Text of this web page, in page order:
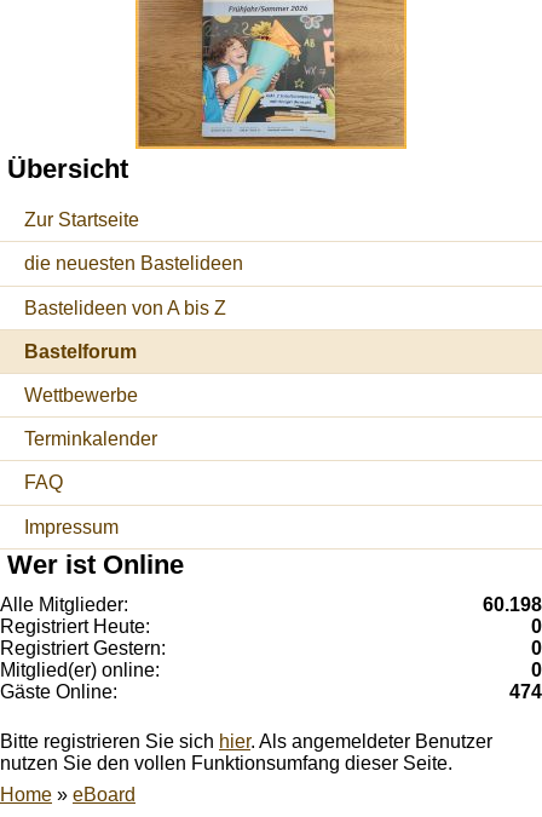
Übersicht
Zur Startseite
die neuesten Bastelideen
Bastelideen von A bis Z
Bastelforum
Wettbewerbe
Terminkalender
FAQ
Impressum
Wer ist Online
Alle Mitglieder:
60.198
Registriert Heute:
0
Registriert Gestern:
0
Mitglied(er) online:
0
Gäste Online:
474
Bitte registrieren Sie sich hier. Als angemeldeter Benutzer
nutzen Sie den vollen Funktionsumfang dieser Seite.
Home » eBoard